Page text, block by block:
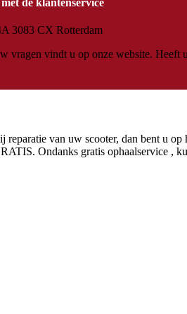
de klantenservice
3083 CX Rotterdam
vragen vindt u op onze website. Heeft
reparatie van uw scooter, dan bent u
Ondanks gratis ophaalservice ,